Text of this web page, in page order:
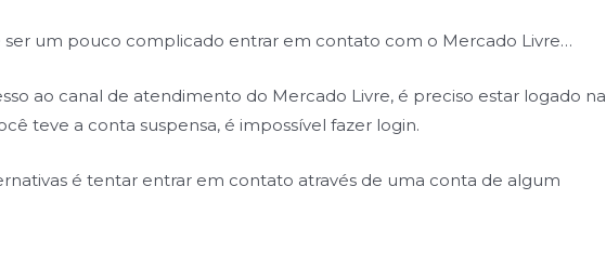
ser um pouco complicado entrar em contato com o Mercado Livre…
ao canal de atendimento do Mercado Livre, é preciso estar logado na
teve a conta suspensa, é impossível fazer login.
é tentar entrar em contato através de uma conta de algum